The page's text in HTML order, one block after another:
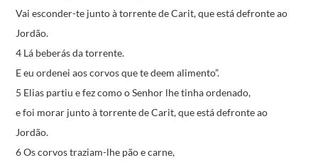
Vai esconder-te junto à torrente de Carit,que está defronte ao
Jordão.
4 Lá beberás da torrente.
E eu ordenei aos corvos que te deem alimento”.
5 Elias partiu e fez como o Senhor lhe tinha ordenado,
e foi morar junto à torrente de Carit,que está defronte ao
Jordão.
6 Os corvos traziam-lhe pão e carne,